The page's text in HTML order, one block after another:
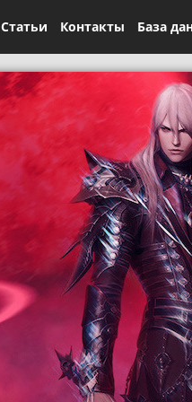
Статьи Контакты База